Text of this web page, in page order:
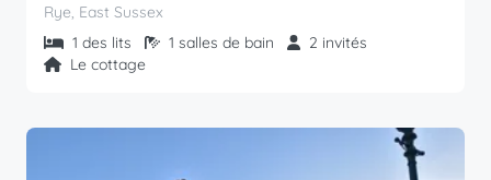
Rye, East Sussex
1 des lits
1 salles de bain
2 invités
Le cottage